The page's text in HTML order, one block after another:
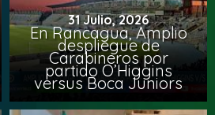
31 Julio, 2026
En Rancagua, Amplio
despliegue de
Carabineros por
partido O’Higgins
versus Boca Juniors